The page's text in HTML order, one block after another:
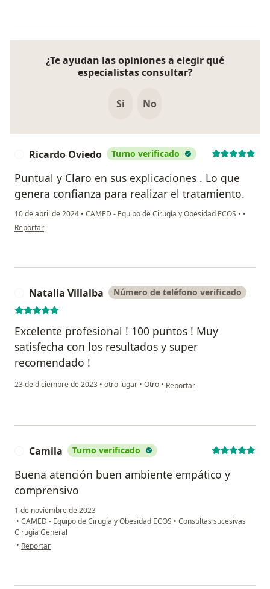
¿Te ayudan las opiniones a elegir qué
especialistas consultar?
Si No
Ricardo Oviedo Turno verificado
Puntual y Claro en sus explicaciones . Lo que
genera confianza para realizar el tratamiento.
10 de abril de 2024 • CAMED - Equipo de Cirugía y Obesidad ECOS • •
en opinión del usuario Ricardo Oviedo
Reportar
Natalia Villalba Número de teléfono verificado
Excelente profesional ! 100 puntos ! Muy
satisfecha con los resultados y super
recomendado !
23 de diciembre de 2023 • otro lugar • Otro • en opinión del usuario Natalia
Reportar
Camila Turno verificado
Buena atención buen ambiente empático y
comprensivo
1 de noviembre de 2023
• CAMED - Equipo de Cirugía y Obesidad ECOS • Consultas sucesivas
Cirugía General
• en opinión del usuario Camila
Reportar